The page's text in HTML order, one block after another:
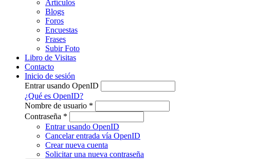
Artículos
Blogs
Foros
Encuestas
Frases
Subir Foto
Libro de Visitas
Contacto
Inicio de sesión
Entrar usando OpenID
¿Qué es OpenID?
Nombre de usuario *
Contraseña *
Entrar usando OpenID
Cancelar entrada vía OpenID
Crear nueva cuenta
Solicitar una nueva contraseña